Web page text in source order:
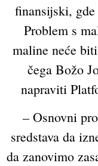
finansijski,
Problem s
maline neće
čega Božo
napraviti
– Osnovni
sredstava da
da zanovimo